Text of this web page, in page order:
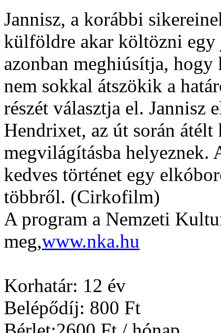
Jannisz, a korábbi
külföldre akar költözni egy
azonban meghiúsítja,
nem sokkal átszökik a
részét választja el. Jannisz
Hendrixet, az út során
megvilágításba helyeznek.
kedves történet egy
többről. (Cirkofilm)
A program a Nemzeti
meg,www.nka.hu
Korhatár: 12 év
Belépődíj: 800 Ft